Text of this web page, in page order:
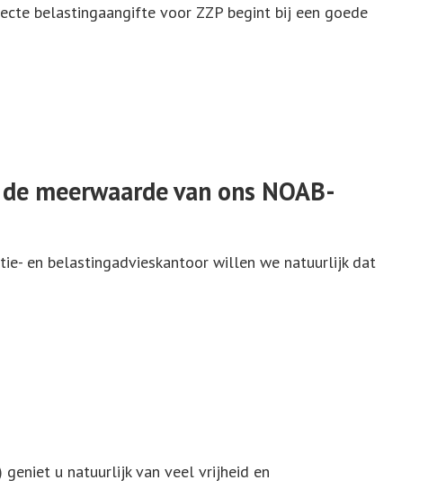
belastingaangifte voor ZZP begint bij een goede
meerwaarde van ons NOAB-
en belastingadvieskantoor willen we natuurlijk dat
geniet u natuurlijk van veel vrijheid en